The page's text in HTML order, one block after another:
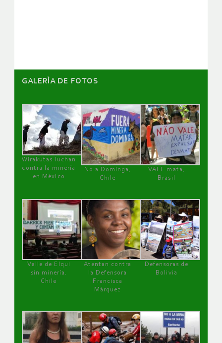
GALERÌA DE FOTOS
Wirakutas luchan
contra la minería
en México
No a Dominga,
Chile
VALE mata,
Brasil
Valle de Elqui
sin minería.
Chile
Atentan contra
la Defensora
Francisca
Márquez
Defensoras de
Bolivia